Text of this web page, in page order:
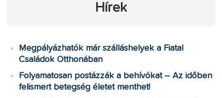
Hírek
Megpályázhatók már szálláshelyek a Fiatal
Családok Otthonában
Folyamatosan postázzák a behívókat – Az időben
felismert betegség életet menthet!